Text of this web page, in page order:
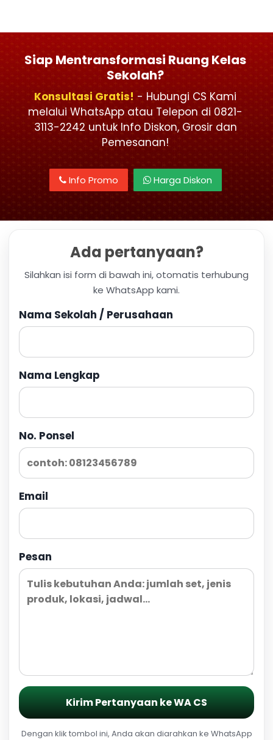
Siap Mentransformasi Ruang Kelas
Sekolah?
Konsultasi Gratis! - Hubungi CS Kami
melalui WhatsApp atau Telepon di 0821-
3113-2242 untuk Info Diskon, Grosir dan
Pemesanan!
Info Promo Harga Diskon
Ada pertanyaan?
Silahkan isi form di bawah ini, otomatis terhubung
ke WhatsApp kami.
Nama Sekolah / Perusahaan
Nama Lengkap
No. Ponsel
Email
Pesan
Kirim Pertanyaan ke WA CS
Dengan klik tombol ini, Anda akan diarahkan ke WhatsApp